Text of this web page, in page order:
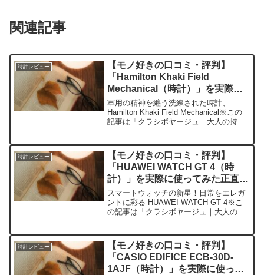
関連記事
時計レビュー
【モノ好きの口コミ・評判】
「Hamilton Khaki Field
Mechanical（時計）」を実際に
使ってみた正直感想
軍用の精神を纏う洗練された時計、
Hamilton Khaki Field Mechanical※この
記事は「クラシボヤージュ｜大人の持ち
今日、編集部が紹介したいのが「H...
時計レビュー
【モノ好きの口コミ・評判】
「HUAWEI WATCH GT 4（時
計）」を実際に使ってみた正直感
想
スマートウォッチの新星！日常をエレガ
ントに彩る HUAWEI WATCH GT 4※こ
の記事は「クラシボヤージュ｜大人の持
ミ今日、編集部が紹介したいのが
「HUAWEI ...
時計レビュー
【モノ好きの口コミ・評判】
「CASIO EDIFICE ECB-30D-
1AJF（時計）」を実際に使って